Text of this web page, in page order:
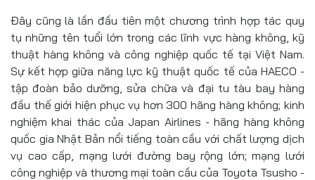
Đây cũng là lần đầu tiên một chương trình hợp tác quy
tụ những tên tuổi lớn trong các lĩnh vực hàng không, kỹ
thuật hàng không và công nghiệp quốc tế tại Việt Nam.
Sự kết hợp giữa năng lực kỹ thuật quốc tế của HAECO -
tập đoàn bảo dưỡng, sửa chữa và đại tu tàu bay hàng
đầu thế giới hiện phục vụ hơn 300 hãng hàng không; kinh
nghiệm khai thác của Japan Airlines - hãng hàng không
quốc gia Nhật Bản nổi tiếng toàn cầu với chất lượng dịch
vụ cao cấp, mạng lưới đường bay rộng lớn; mạng lưới
công nghiệp và thương mại toàn cầu của Toyota Tsusho -